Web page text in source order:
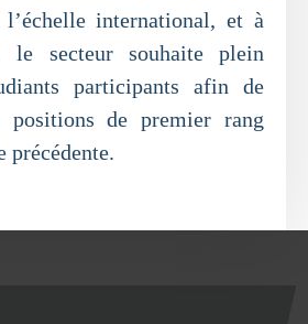
l’échelle international, et à
le secteur souhaite plein
participants afin de
positions de premier rang
précédente.